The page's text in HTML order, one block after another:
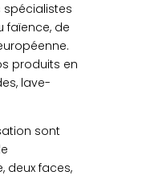
spécialistes
faïence, de
produits en
lave-
sont
deux faces,